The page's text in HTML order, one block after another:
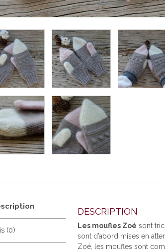
(0)
DESCRIPTION
Les moufles Zoé sont
sont d’abord mises en
Zoé, les moufles sont